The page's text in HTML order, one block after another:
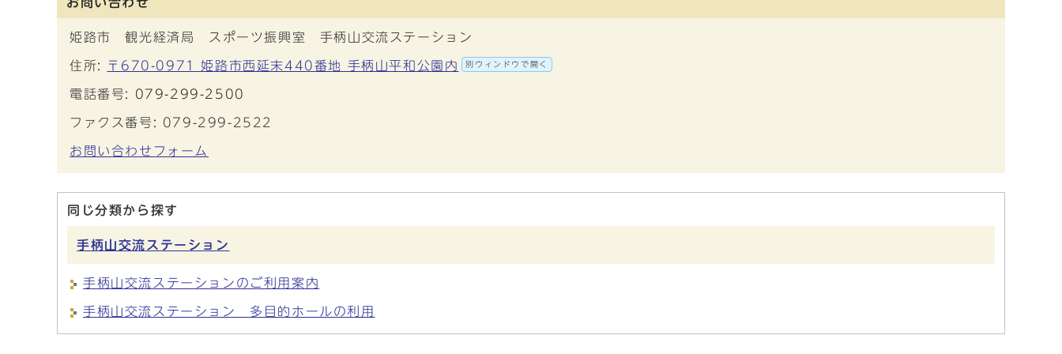
姫路市 観光経済局 スポーツ振興室 手柄山交流ステーション
住所: 〒670-0971 姫路市西延末440番地 手柄山平和公園内 別ウィンドウで開く
電話番号: 079-299-2500
ファクス番号: 079-299-2522
お問い合わせフォーム
同じ分類から探す
手柄山交流ステーション
手柄山交流ステーションのご利用案内
手柄山交流ステーション 多目的ホールの利用